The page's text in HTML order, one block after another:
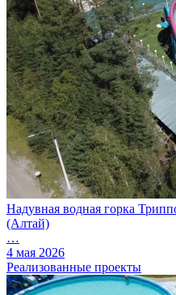
Надувная водная горка
(Алтай)
…
4 мая 2026
Реализованные проекты